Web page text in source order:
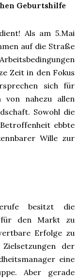
Geburtshilfe
Als am 5.Mai
auf die Straße
Zeit in den Fokus
sich für
von nahezu allen
Sowohl die
ebbte
Wille zur
besitzt die
für den Markt zu
Erfolge zu
der
eine
Aber gerade